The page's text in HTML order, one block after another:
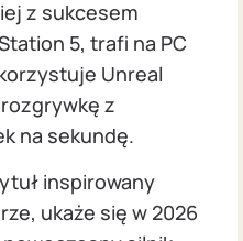
z sukcesem
5, trafi na PC
Unreal
z
na sekundę.
inspirowany
ukaże się w 2026